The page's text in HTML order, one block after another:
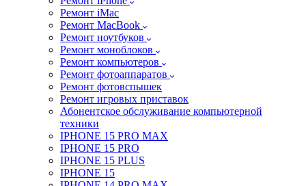
Ремонт iMac
Ремонт MacBook
Ремонт ноутбуков
Ремонт моноблоков
Ремонт компьютеров
Ремонт фотоаппаратов
Ремонт фотовспышек
Ремонт игровых приставок
Абонентское обслуживание компьютерной
техники
IPHONE 15 PRO MAX
IPHONE 15 PRO
IPHONE 15 PLUS
IPHONE 15